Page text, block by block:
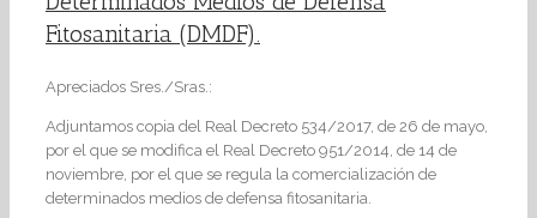
Fitosanitaria (DMDF).
Apreciados Sres./Sras.:
Adjuntamos copia del Real Decreto 534/2017, de 26 de mayo,
por el que se modifica el Real Decreto 951/2014, de 14 de
noviembre, por el que se regula la comercialización de
determinados medios de defensa fitosanitaria.